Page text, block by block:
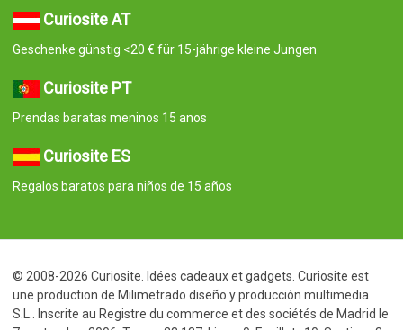
Curiosite AT
Geschenke günstig <20 € für 15-jährige kleine Jungen
Curiosite PT
Prendas baratas meninos 15 anos
Curiosite ES
Regalos baratos para niños de 15 años
© 2008-2026 Curiosite. Idées cadeaux et gadgets. Curiosite est
une production de Milimetrado diseño y producción multimedia
S.L.. Inscrite au Registre du commerce et des sociétés de Madrid le